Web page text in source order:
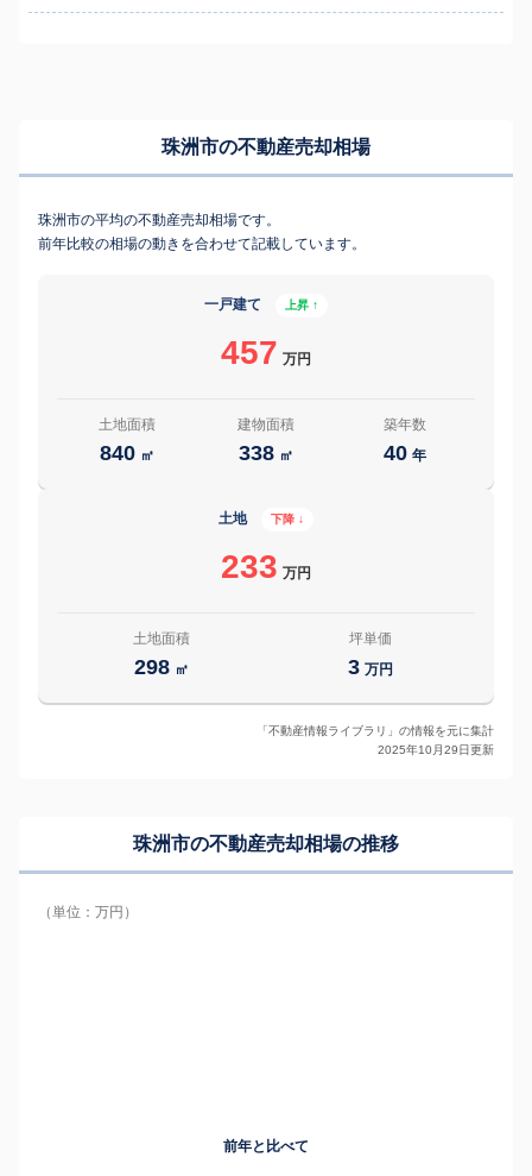
珠洲市の不動産売却相場
珠洲市の平均の不動産売却相場です。
前年比較の相場の動きを合わせて記載しています。
一戸建て 上昇 ↑
457 万円
土地面積
840 ㎡
建物面積
338 ㎡
築年数
40 年
土地 下降 ↓
233 万円
土地面積
298 ㎡
坪単価
3 万円
「不動産情報ライブラリ」の情報を元に集計
2025年10月29日更新
珠洲市の不動産売却相場の推移
（単位：万円）
前年と比べて